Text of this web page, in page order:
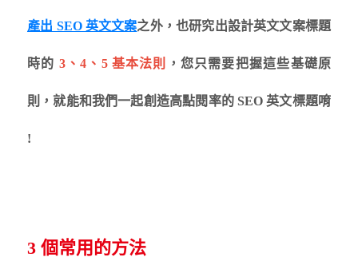
產出 SEO 英文文案之外，也研究出設計英文文案標題
時的 3、4、5 基本法則 ，您只需要把握這些基礎原
則，就能和我們一起創造高點閱率的 SEO 英文標題唷
!
3 個常用的方法